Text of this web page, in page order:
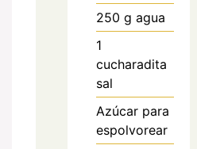
250 g agua
1
cucharadita
sal
Azúcar para
espolvorear